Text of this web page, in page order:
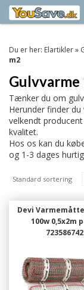
Du er her: Elartikler»
m2
Gulvvarme
Tænker du om
Herunder finder
velkendt
kvalitet.
Hos os kan du
og 1-3 dages
Standard sortering
Devi
100w 0,5x2m